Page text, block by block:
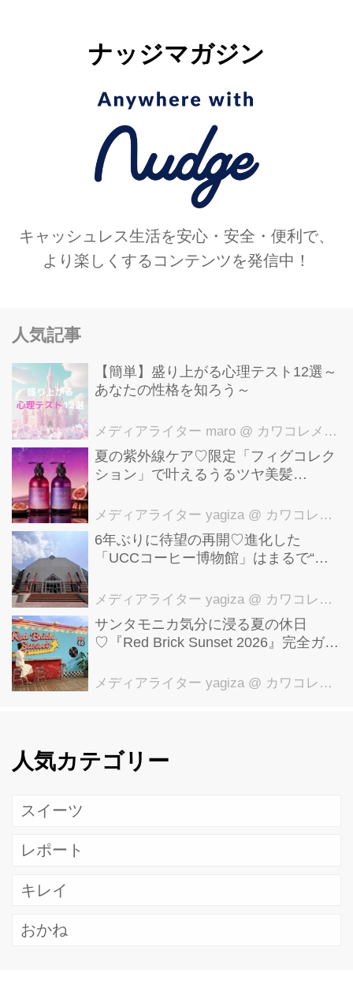
に、雑誌「CanCam」専属モデルであ
に起用。 発売に合わせて公開した動画
内でも、「リフ女」(リフレア＋女子)
になるアイテム、「10秒で身につく女
子力、さらりとまわりに差をつけちゃ
う」普段使いしやすい大人のカラ...
ナッジマガジン
キャッシュレス生活を安心・安全・便利で、
より楽しくするコンテンツを発信中！
人気記事
【簡単】盛り上がる心理テスト12選～
あなたの性格を知ろう～
メディアライター maro @ カワコレメディア編集部
夏の紫外線ケア♡限定「フィグコレク
ション」で叶えるうるツヤ美髪
メディアライター yagiza @ カワコレメディア編集部
6年ぶりに待望の再開♡進化した
「UCCコーヒー博物館」はまるで“コ
貌を公開
メディアライター yagiza @ カワコレメディア編集部
サンタモニカ気分に浸る夏の休日
♡『Red Brick Sunset 2026』完全ガイ
メディアライター yagiza @ カワコレメディア編集部
人気カテゴリー
スイーツ
レポート
キレイ
おかね